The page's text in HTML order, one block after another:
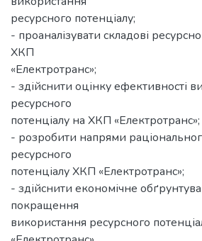
ресурсного потенціалу;
- проаналізувати складові
ХКП
«Електротранс»;
- здійснити оцінку ефективності
ресурсного
потенціалу на ХКП «Електротранс»;
- розробити напрями
ресурсного
потенціалу ХКП «Електротранс»;
- здійснити економічне
покращення
використання ресурсного